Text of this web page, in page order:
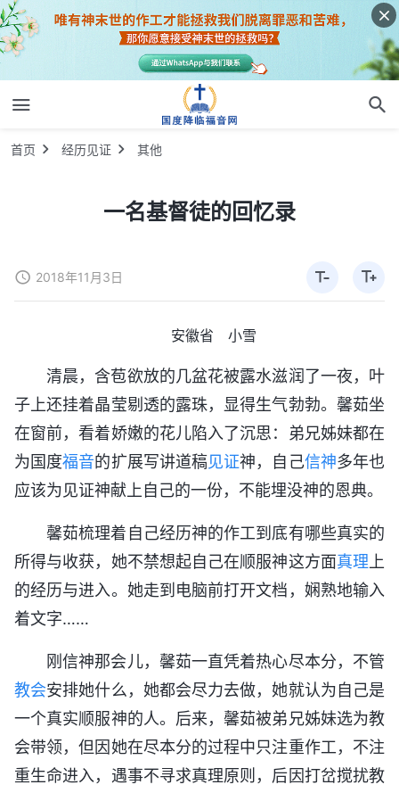
首页 经历见证 其他
一名基督徒的回忆录
2018年11月3日
安徽省 小雪
清晨，含苞欲放的几盆花被露水滋润了一夜，叶
子上还挂着晶莹剔透的露珠，显得生气勃勃。馨茹坐
在窗前，看着娇嫩的花儿陷入了沉思：弟兄姊妹都在
为国度福音的扩展写讲道稿见证神，自己信神多年也
应该为见证神献上自己的一份，不能埋没神的恩典。
馨茹梳理着自己经历神的作工到底有哪些真实的
所得与收获，她不禁想起自己在顺服神这方面真理 上
的经历与进入。她走到电脑前打开文档，娴熟地输入
着文字……
刚信神那会儿，馨茹一直凭着热心尽本分，不管
教会安排她什么，她都会尽力去做，她就认为自己是
一个真实顺服神的人。后来，馨茹被弟兄姊妹选为教
会带领，但因她在尽本分的过程中只注重作工，不注
重生命进入，遇事不寻求真理原则，后因打岔搅扰教